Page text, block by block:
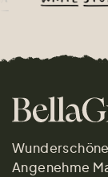
Angenehme